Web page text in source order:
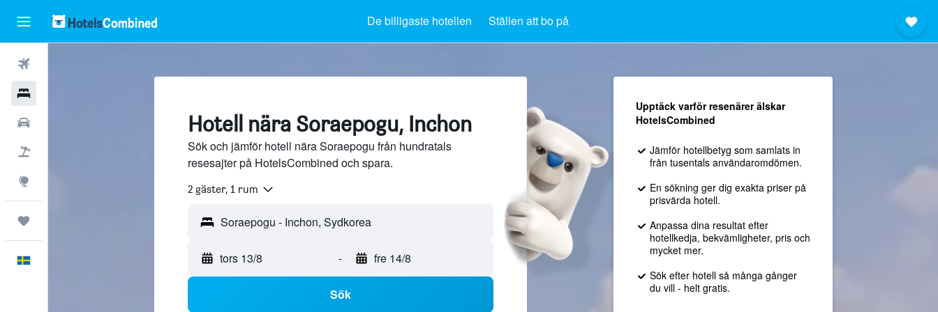
De billigaste hotellen Ställen att bo på
Hotell nära Soraepogu, Inchon
Sök och jämför hotell nära Soraepogu från hundratals
resesajter på HotelsCombined och spara.
2 gäster, 1 rum
tors 13/8 - fre 14/8
Sök
Upptäck varför resenärer älskar
HotelsCombined
Jämför hotellbetyg som samlats in
från tusentals användaromdömen.
En sökning ger dig exakta priser på
prisvärda hotell.
Anpassa dina resultat efter
hotellkedja, bekvämligheter, pris och
mycket mer.
Sök efter hotell så många gånger
du vill - helt gratis.